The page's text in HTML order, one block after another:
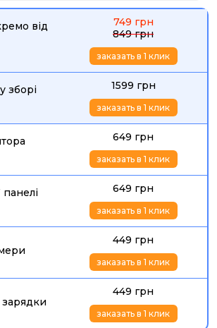
від
749 грн
849 грн
заказать в 1 клик
зборі 1599 грн
заказать в 1 клик
649 грн
заказать в 1 клик
панелі 649 грн
заказать в 1 клик
449 грн
заказать в 1 клик
зарядки
449 грн
заказать в 1 клик